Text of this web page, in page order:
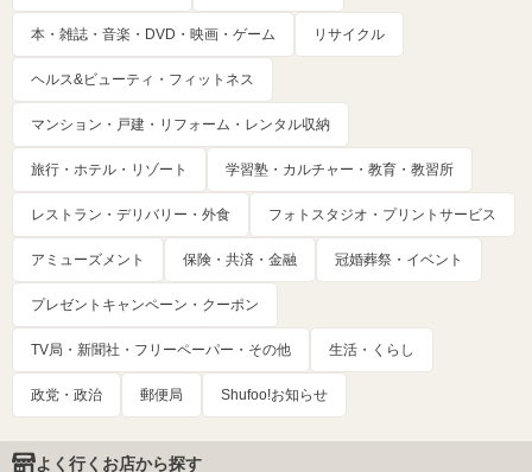
本・雑誌・音楽・DVD・映画・ゲーム リサイクル
ヘルス&ビューティ・フィットネス
マンション・戸建・リフォーム・レンタル収納
旅行・ホテル・リゾート 学習塾・カルチャー・教育・教習所
レストラン・デリバリー・外食 フォトスタジオ・プリントサービス
アミューズメント 保険・共済・金融 冠婚葬祭・イベント
プレゼントキャンペーン・クーポン
TV局・新聞社・フリーペーパー・その他 生活・くらし
政党・政治 郵便局 Shufoo!お知らせ
よく行くお店から探す